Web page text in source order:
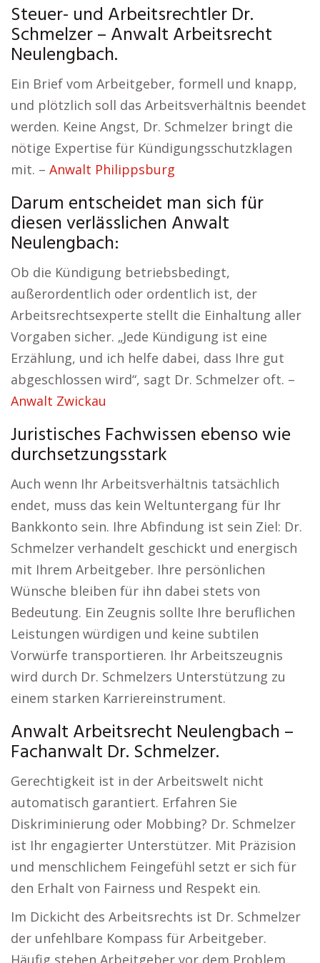
Steuer- und Arbeitsrechtler Dr.
Schmelzer – Anwalt Arbeitsrecht
Neulengbach.
Ein Brief vom Arbeitgeber, formell und knapp,
und plötzlich soll das Arbeitsverhältnis beendet
werden. Keine Angst, Dr. Schmelzer bringt die
nötige Expertise für Kündigungsschutzklagen
mit. – Anwalt Philippsburg
Darum entscheidet man sich für
diesen verlässlichen Anwalt
Neulengbach:
Ob die Kündigung betriebsbedingt,
außerordentlich oder ordentlich ist, der
Arbeitsrechtsexperte stellt die Einhaltung aller
Vorgaben sicher. „Jede Kündigung ist eine
Erzählung, und ich helfe dabei, dass Ihre gut
abgeschlossen wird“, sagt Dr. Schmelzer oft. –
Anwalt Zwickau
Juristisches Fachwissen ebenso wie
durchsetzungsstark
Auch wenn Ihr Arbeitsverhältnis tatsächlich
endet, muss das kein Weltuntergang für Ihr
Bankkonto sein. Ihre Abfindung ist sein Ziel: Dr.
Schmelzer verhandelt geschickt und energisch
mit Ihrem Arbeitgeber. Ihre persönlichen
Wünsche bleiben für ihn dabei stets von
Bedeutung. Ein Zeugnis sollte Ihre beruflichen
Leistungen würdigen und keine subtilen
Vorwürfe transportieren. Ihr Arbeitszeugnis
wird durch Dr. Schmelzers Unterstützung zu
einem starken Karriereinstrument.
Anwalt Arbeitsrecht Neulengbach –
Fachanwalt Dr. Schmelzer.
Gerechtigkeit ist in der Arbeitswelt nicht
automatisch garantiert. Erfahren Sie
Diskriminierung oder Mobbing? Dr. Schmelzer
ist Ihr engagierter Unterstützer. Mit Präzision
und menschlichem Feingefühl setzt er sich für
den Erhalt von Fairness und Respekt ein.
Im Dickicht des Arbeitsrechts ist Dr. Schmelzer
der unfehlbare Kompass für Arbeitgeber.
Häufig stehen Arbeitgeber vor dem Problem,